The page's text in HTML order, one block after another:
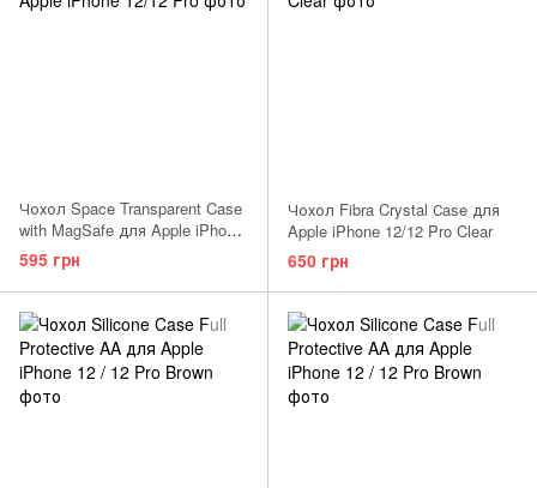
Чохол Space Transparent Case
with MagSafe для Apple iPhone
12/12 Pro
595 грн
Чохол Fibra Crystal Сase для
Apple iPhone 12/12 Pro Clear
650 грн